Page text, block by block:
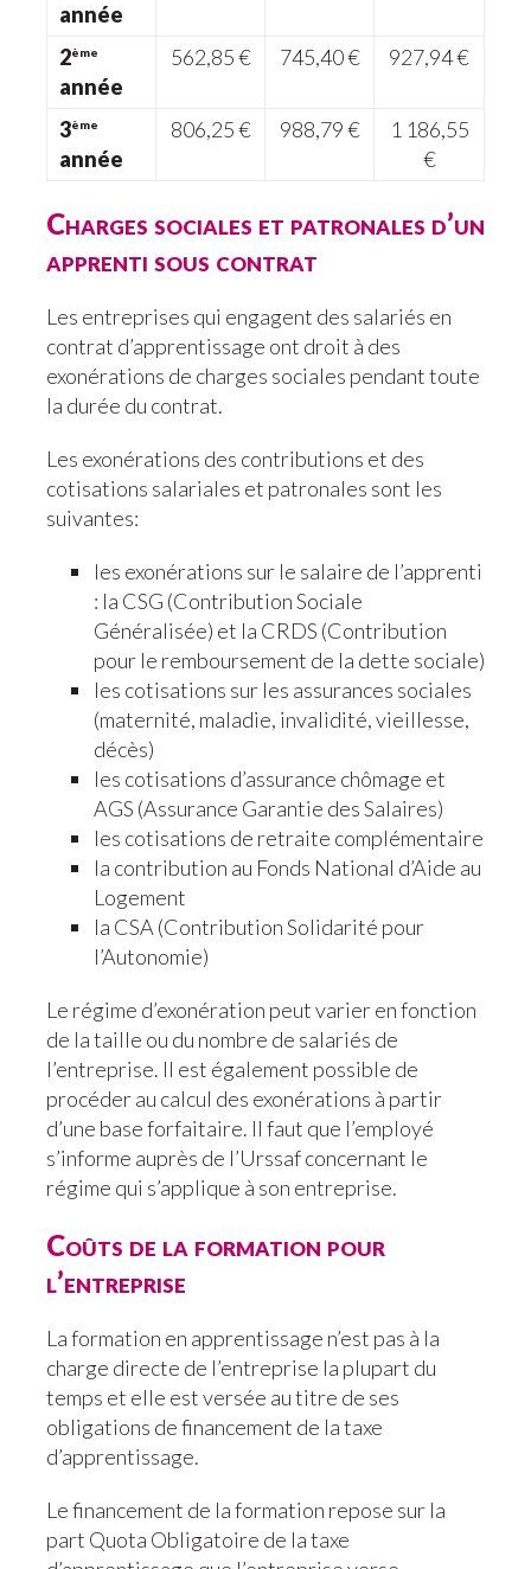
année
2ème
année
562,85 € 745,40 € 927,94 €
3ème
année
806,25 € 988,79 €
1 186,55
€
Charges sociales et patronales d’un
apprenti sous contrat
Les entreprises qui engagent des salariés en
contrat d’apprentissage ont droit à des
exonérations de charges sociales pendant toute
la durée du contrat.
Les exonérations des contributions et des
cotisations salariales et patronales sont les
suivantes:
les exonérations sur le salaire de l’apprenti
: la CSG (Contribution Sociale
Généralisée) et la CRDS (Contribution
pour le remboursement de la dette sociale)
les cotisations sur les assurances sociales
(maternité, maladie, invalidité, vieillesse,
décès)
les cotisations d’assurance chômage et
AGS (Assurance Garantie des Salaires)
les cotisations de retraite complémentaire
la contribution au Fonds National d’Aide au
Logement
la CSA (Contribution Solidarité pour
l’Autonomie)
Le régime d’exonération peut varier en fonction
de la taille ou du nombre de salariés de
l’entreprise. Il est également possible de
procéder au calcul des exonérations à partir
d’une base forfaitaire. Il faut que l’employé
s’informe auprès de l’Urssaf concernant le
régime qui s’applique à son entreprise.
Coûts de la formation pour
l’entreprise
La formation en apprentissage n’est pas à la
charge directe de l’entreprise la plupart du
temps et elle est versée au titre de ses
obligations de financement de la taxe
d’apprentissage.
Le financement de la formation repose sur la
part Quota Obligatoire de la taxe